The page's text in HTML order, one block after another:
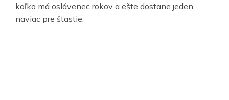
koľko má oslávenec rokov a ešte dostane jeden
naviac pre šťastie.